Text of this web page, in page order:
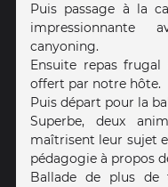
Puis passage à la
impressionnante
canyoning.
Ensuite repas
offert par notre hôte.
Puis départ pour la
Superbe, deux
maîtrisent leur sujet
pédagogie à propos
Ballade de plus de